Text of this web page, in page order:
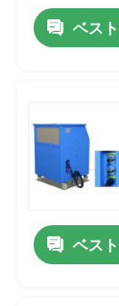
ベス
ベス